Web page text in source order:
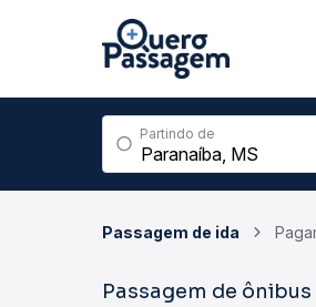
Partindo de
Passagem de ida
Passagem de ônibus